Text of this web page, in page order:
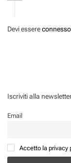
Devi essereconnesso
Iscriviti alla
Email
Accetto la privacy